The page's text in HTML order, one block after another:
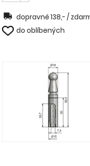
dopravné 138,- /
do oblíbených